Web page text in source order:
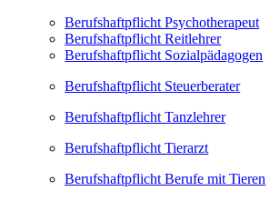
Berufshaftpflicht Psychotherapeut
Berufshaftpflicht Reitlehrer
Berufshaftpflicht Sozialpädagogen
Berufshaftpflicht Steuerberater
Berufshaftpflicht Tanzlehrer
Berufshaftpflicht Tierarzt
Berufshaftpflicht Berufe mit Tieren